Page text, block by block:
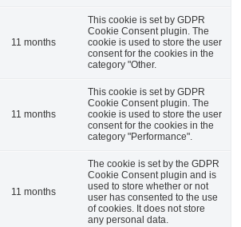
11 months
This cookie is set by GDPR
Cookie Consent plugin. The
cookie is used to store the user
consent for the cookies in the
category "Other.
11 months
This cookie is set by GDPR
Cookie Consent plugin. The
cookie is used to store the user
consent for the cookies in the
category "Performance".
11 months
The cookie is set by the GDPR
Cookie Consent plugin and is
used to store whether or not
user has consented to the use
of cookies. It does not store
any personal data.